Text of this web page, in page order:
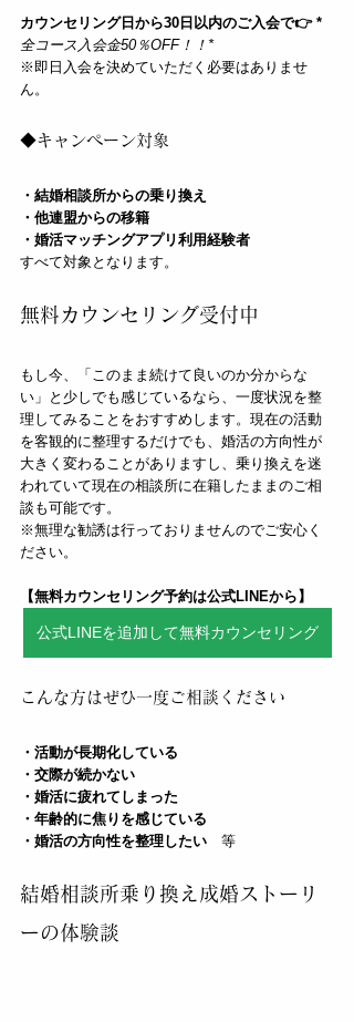
カウンセリング日から30日以内のご入会で👉 *
全コース入会金50％OFF！！*
※即日入会を決めていただく必要はありませ
ん。
◆キャンペーン対象
・結婚相談所からの乗り換え
・他連盟からの移籍
・婚活マッチングアプリ利用経験者
すべて対象となります。
無料カウンセリング受付中
もし今、「このまま続けて良いのか分からな
い」と少しでも感じているなら、一度状況を整
理してみることをおすすめします。現在の活動
を客観的に整理するだけでも、婚活の方向性が
大きく変わることがありますし、乗り換えを迷
われていて現在の相談所に在籍したままのご相
談も可能です。
※無理な勧誘は行っておりませんのでご安心く
ださい。
【無料カウンセリング予約は公式LINEから】
公式LINEを追加して無料カウンセリング
こんな方はぜひ一度ご相談ください
・活動が長期化している
・交際が続かない
・婚活に疲れてしまった
・年齢的に焦りを感じている
・婚活の方向性を整理したい 等
結婚相談所乗り換え成婚ストーリ
ーの体験談